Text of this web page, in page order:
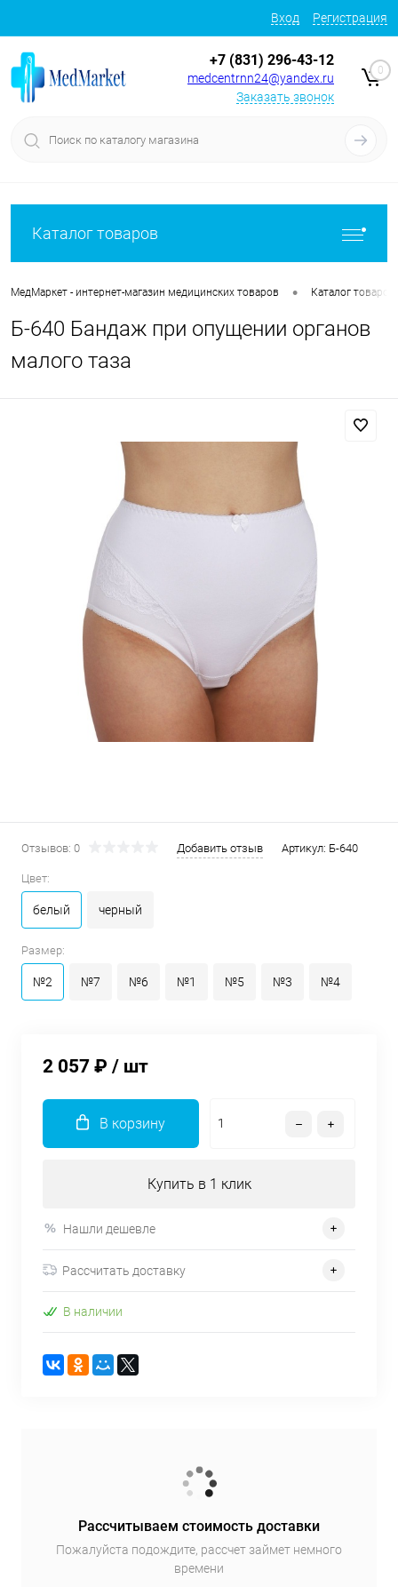
Вход Регистрация
+7 (831) 296-43-12
medcentrnn24@yandex.ru
Заказать звонок
0
Каталог товаров
МедМаркет - интернет-магазин медицинских товаров • Каталог товаров
Б-640 Бандаж при опущении органов
малого таза
Отзывов: 0 Добавить отзыв Артикул: Б-640
Цвет:
белый черный
Размер:
№2 №7 №6 №1 №5 №3 №4
2 057 ₽ / шт
В корзину
Купить в 1 клик
Нашли дешевле
Рассчитать доставку
В наличии
Рассчитываем стоимость доставки
Пожалуйста подождите, рассчет займет немного
времени